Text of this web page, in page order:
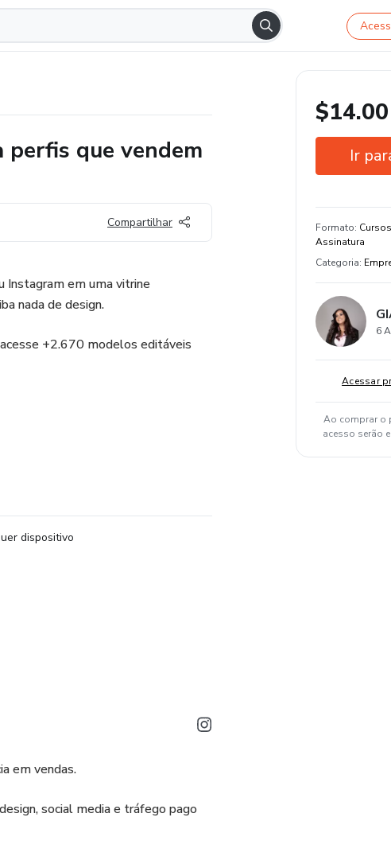
que vendem
Compartilhar
Instagram em uma vitrine
nada de design.
+2.670 modelos editáveis
dispositivo
em vendas.
social media e tráfego pago
$14.00
Ir
Estude do
dispositivo
Formato:
Assinatura
Categoria:
6
Acessar
Ao comprar o
acesso serão